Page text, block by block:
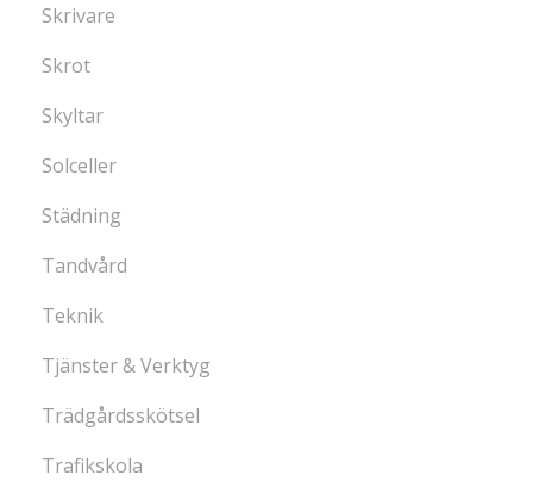
Skrivare
Skrot
Skyltar
Solceller
Städning
Tandvård
Teknik
Tjänster & Verktyg
Trädgårdsskötsel
Trafikskola